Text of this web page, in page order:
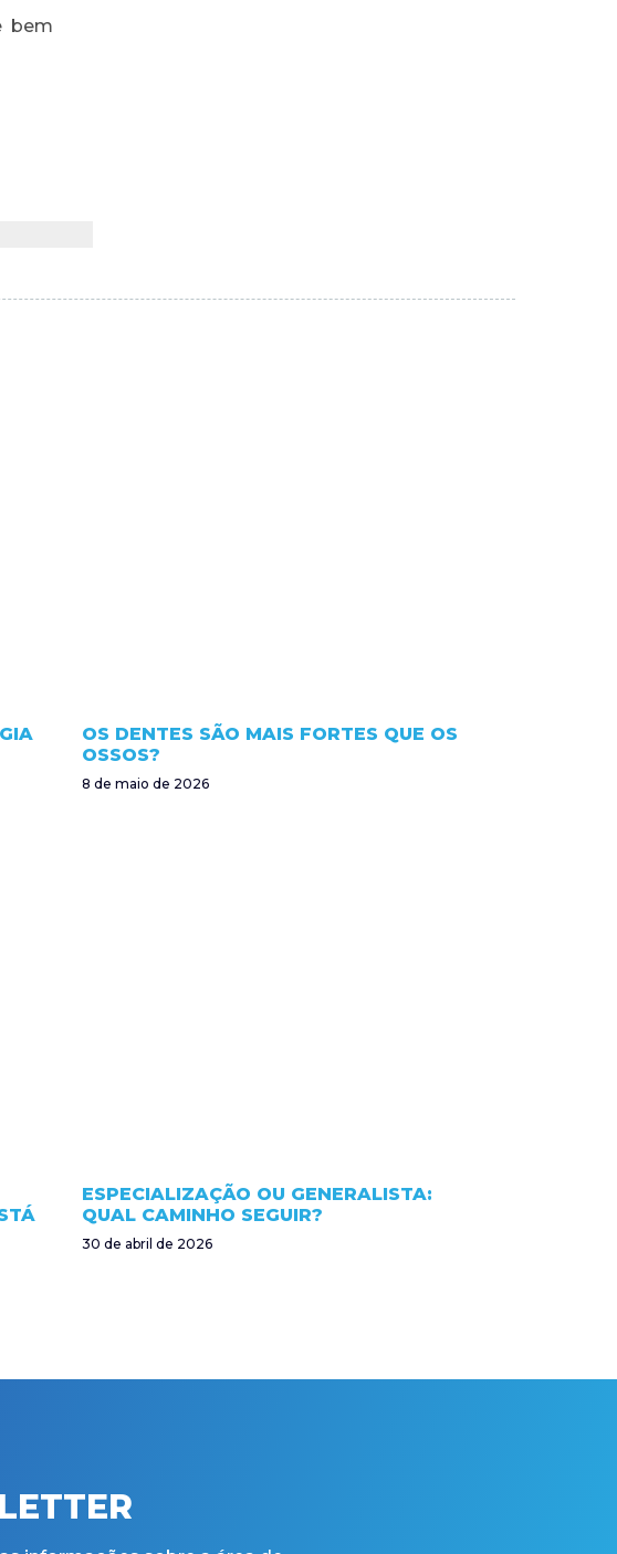
bem
OS DENTES SÃO MAIS FORTES QUE OS
OSSOS?
8 de maio de 2026
ESPECIALIZAÇÃO OU GENERALISTA:
QUAL CAMINHO SEGUIR?
30 de abril de 2026